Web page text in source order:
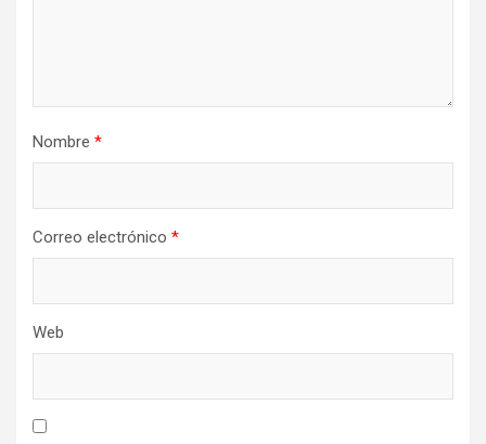
Nombre *
Correo electrónico *
Web